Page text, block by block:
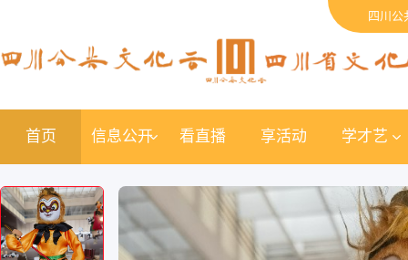
四川
首页 信息公开 看直播 享活动 学才艺